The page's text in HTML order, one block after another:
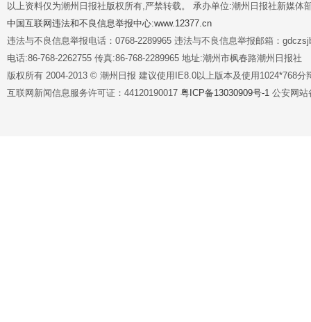
以上资料仅为潮州日报社版权所有,严禁转载。 承办单位:潮州日报社新媒体
中国互联网违法和不良信息举报中心:www.12377.cn
违法与不良信息举报电话：0768-2289965 违法与不良信息举报邮箱：
电话:86-768-2262755 传真:86-768-2289965 地址:潮州市枫春路潮州日报社
版权所有 2004-2013 © 潮州日报 建议使用IE8.0以上版本及使用1024*768分
互联网新闻信息服务许可证：44120190017 粤ICP备13030909号-1 公安网站